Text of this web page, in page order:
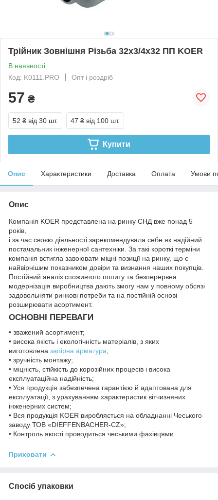
Трійник Зовнішня Різьба 32х3/4х32 ПП KOER
В наявності
Код: K0111.PRO
Опт і роздріб
57 ₴
52 ₴ від 30 шт. 47 ₴ від 100 шт.
Купити
Опис Характеристики Доставка Оплата Умови
Опис
Компанія KOER представлена на ринку СНД вже понад 5
років,
і за час своєю діяльності зарекомендувала себе як надійний
постачальник інженерної сантехніки. За такі короткі терміни
компанія встигла завоювати міцні позиції на ринку, що є
найвірнішим показником довіри та визнання наших покупців.
Постійний аналіз споживчого попиту та безперервна
модернізація виробництва дають змогу нам у повному обсязі
задовольняти ринкові потреби та на постійній основі
розширювати асортимент.
ОСНОВНІ ПЕРЕВАГИ
• зважений асортимент;
• висока якість і екологічність матеріалів, з яких
виготовлена запірна арматура;
• зручність монтажу;
• міцність, стійкість до корозійних процесів і висока
експлуатаційна надійність;
• Уся продукція забезпечена гарантією й адаптована для
експлуатації, з урахуванням характеристик вітчизняних
інженерних систем;
• Вся продукція KOER виробляється на обладнанні Чеського
заводу ТОВ «DIEFFENBACHER-CZ»;
• Контроль якості проводиться чеськими фахівцями.
Приховати
Спосіб упаковки